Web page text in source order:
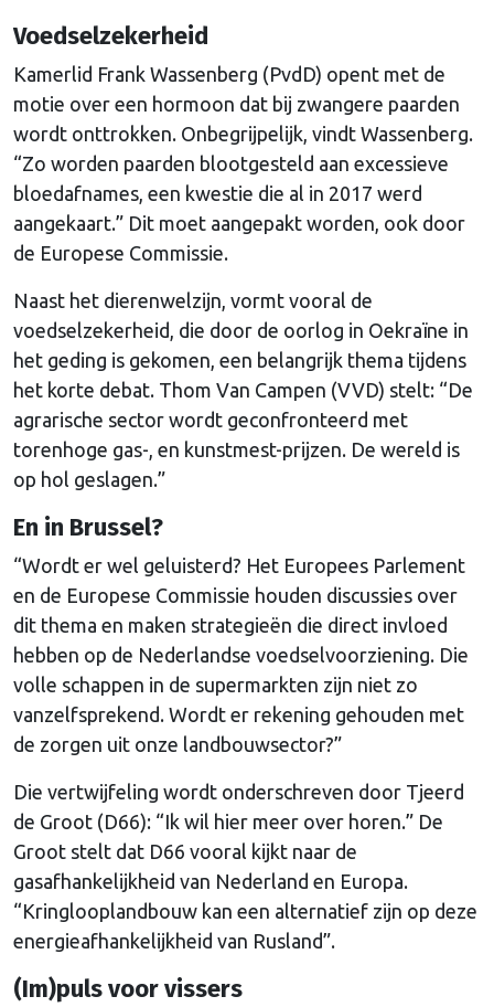
Voedselzekerheid
Kamerlid Frank Wassenberg (PvdD) opent met de
motie over een hormoon dat bij zwangere paarden
wordt onttrokken. Onbegrijpelijk, vindt Wassenberg.
“Zo worden paarden blootgesteld aan excessieve
bloedafnames, een kwestie die al in 2017 werd
aangekaart.” Dit moet aangepakt worden, ook door
de Europese Commissie.
Naast het dierenwelzijn, vormt vooral de
voedselzekerheid, die door de oorlog in Oekraïne in
het geding is gekomen, een belangrijk thema tijdens
het korte debat. Thom Van Campen (VVD) stelt: “De
agrarische sector wordt geconfronteerd met
torenhoge gas-, en kunstmest-prijzen. De wereld is
op hol geslagen.”
En in Brussel?
“Wordt er wel geluisterd? Het Europees Parlement
en de Europese Commissie houden discussies over
dit thema en maken strategieën die direct invloed
hebben op de Nederlandse voedselvoorziening. Die
volle schappen in de supermarkten zijn niet zo
vanzelfsprekend. Wordt er rekening gehouden met
de zorgen uit onze landbouwsector?”
Die vertwijfeling wordt onderschreven door Tjeerd
de Groot (D66): “Ik wil hier meer over horen.” De
Groot stelt dat D66 vooral kijkt naar de
gasafhankelijkheid van Nederland en Europa.
“Kringlooplandbouw kan een alternatief zijn op deze
energieafhankelijkheid van Rusland”.
(Im)puls voor vissers